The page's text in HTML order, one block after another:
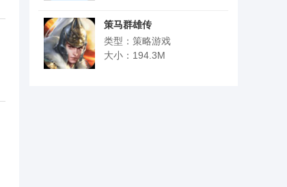
策马群雄传
类型：策略游戏
大小：194.3M